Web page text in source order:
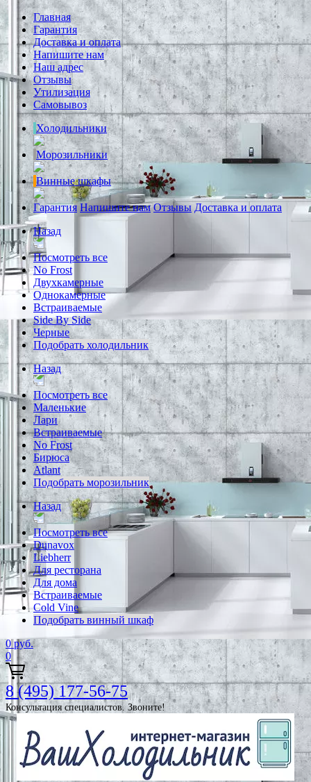
Главная
Гарантия
Доставка и оплата
Напишите нам
Наш адрес
Отзывы
Утилизация
Самовывоз
Холодильники
Морозильники
Винные шкафы
Гарантия Напишите нам Отзывы Доставка и оплата
Назад
Посмотреть все
No Frost
Двухкамерные
Однокамерные
Встраиваемые
Side By Side
Черные
Подобрать холодильник
Назад
Посмотреть все
Маленькие
Лари
Встраиваемые
No Frost
Бирюса
Atlant
Подобрать морозильник
Назад
Посмотреть все
Dunavox
Liebherr
Для ресторана
Для дома
Встраиваемые
Cold Vine
Подобрать винный шкаф
0 руб.
0
8 (495) 177-56-75
Консультация специалистов. Звоните!